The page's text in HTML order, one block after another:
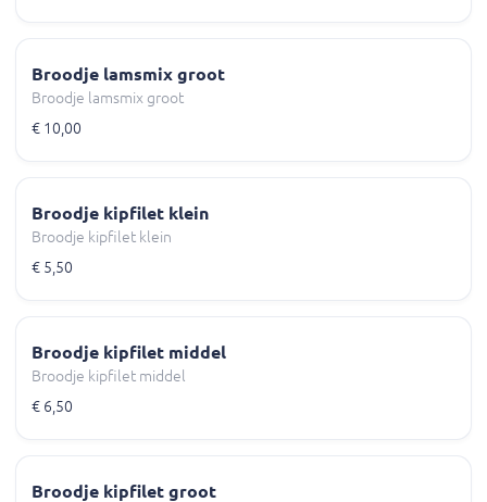
Broodje lamsmix groot
Broodje lamsmix groot
€ 10,00
Broodje kipfilet klein
Broodje kipfilet klein
€ 5,50
Broodje kipfilet middel
Broodje kipfilet middel
€ 6,50
Broodje kipfilet groot